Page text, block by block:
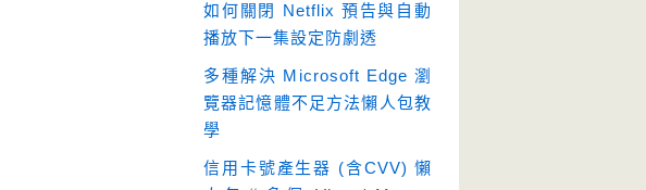
如何關閉 Netflix 預告與自動
播放下一集設定防劇透
多種解決 Microsoft Edge 瀏
覽器記憶體不足方法懶人包教
學
信用卡號產生器 (含CVV) 懶